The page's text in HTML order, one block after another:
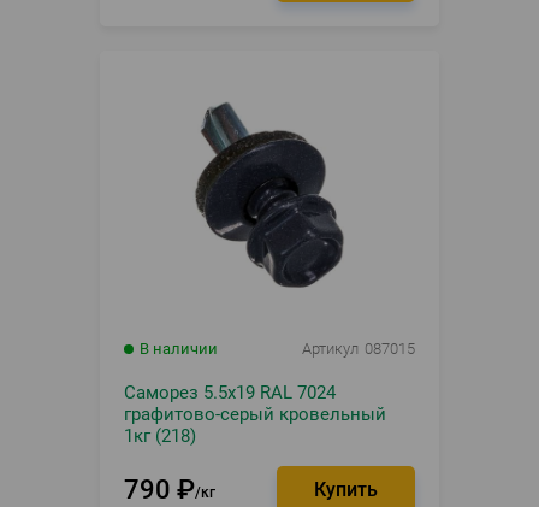
В наличии Артикул 087015
Саморез 5.5х19 RAL 7024
графитово-серый кровельный
1кг (218)
790 ₽ кг